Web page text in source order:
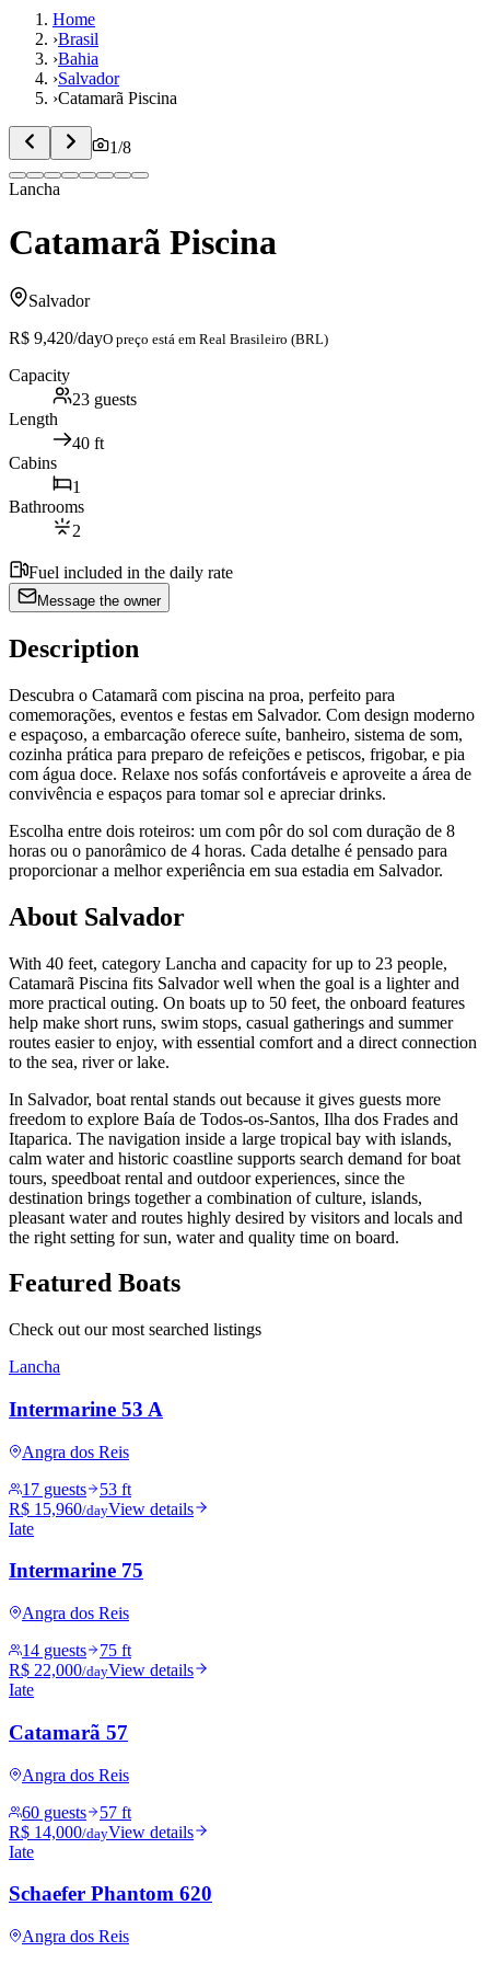
Home
›Brasil
›Bahia
›Salvador
›Catamarã Piscina
1/8
Lancha
Catamarã Piscina
Salvador
R$ 9,420/dayO preço está em Real Brasileiro (BRL)
Capacity
23 guests
Length
40 ft
Cabins
1
Bathrooms
2
Fuel included in the daily rate
Message the owner
Description
Descubra o Catamarã com piscina na proa, perfeito para
comemorações, eventos e festas em Salvador. Com design moderno
e espaçoso, a embarcação oferece suíte, banheiro, sistema de som,
cozinha prática para preparo de refeições e petiscos, frigobar, e pia
com água doce. Relaxe nos sofás confortáveis e aproveite a área de
convivência e espaços para tomar sol e apreciar drinks.
Escolha entre dois roteiros: um com pôr do sol com duração de 8
horas ou o panorâmico de 4 horas. Cada detalhe é pensado para
proporcionar a melhor experiência em sua estadia em Salvador.
About Salvador
With 40 feet, category Lancha and capacity for up to 23 people,
Catamarã Piscina fits Salvador well when the goal is a lighter and
more practical outing. On boats up to 50 feet, the onboard features
help make short runs, swim stops, casual gatherings and summer
routes easier to enjoy, with essential comfort and a direct connection
to the sea, river or lake.
In Salvador, boat rental stands out because it gives guests more
freedom to explore Baía de Todos-os-Santos, Ilha dos Frades and
Itaparica. The navigation inside a large tropical bay with islands,
calm water and historic coastline supports search demand for boat
tours, speedboat rental and outdoor experiences, since the
destination brings together a combination of culture, islands,
pleasant water and routes highly desired by visitors and locals and
the right setting for sun, water and quality time on board.
Featured Boats
Check out our most searched listings
Lancha
Intermarine 53 A
Angra dos Reis
17 guests
53 ft
R$ 15,960/dayView details
Iate
Intermarine 75
Angra dos Reis
14 guests
75 ft
R$ 22,000/dayView details
Iate
Catamarã 57
Angra dos Reis
60 guests
57 ft
R$ 14,000/dayView details
Iate
Schaefer Phantom 620
Angra dos Reis